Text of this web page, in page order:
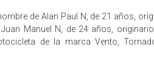
de Alan Paul N, de 21 años,
Manuel N, de 24 años,
de la marca Vento,